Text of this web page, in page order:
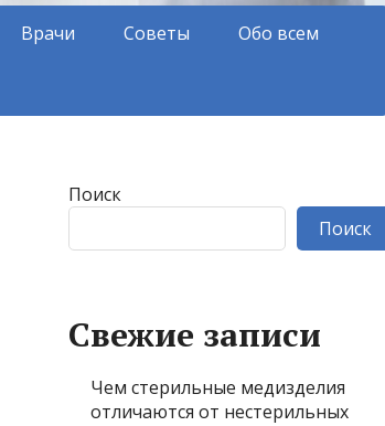
Врачи Советы Обо всем
Поиск
Поиск
Свежие записи
Чем стерильные медизделия
отличаются от нестерильных